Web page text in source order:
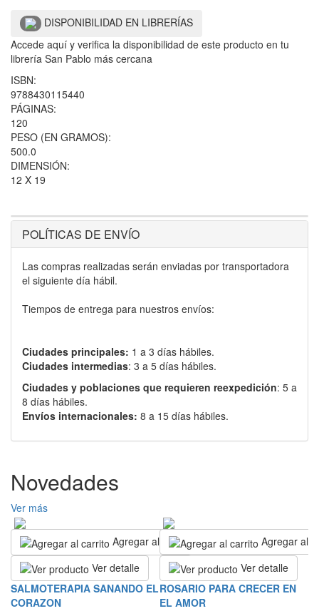
DISPONIBILIDAD EN LIBRERÍAS
Accede aquí y verifica la disponibilidad de este producto en tu
librería San Pablo más cercana
ISBN:
9788430115440
PÁGINAS:
120
PESO (EN GRAMOS):
500.0
DIMENSIÓN:
12 X 19
POLÍTICAS DE ENVÍO
Las compras realizadas serán enviadas por transportadora
el siguiente día hábil.
Tiempos de entrega para nuestros envíos:
Ciudades principales: 1 a 3 días hábiles.
Ciudades intermedias: 3 a 5 días hábiles.
Ciudades y poblaciones que requieren reexpedición: 5 a
8 días hábiles.
Envíos internacionales: 8 a 15 días hábiles.
Novedades
Ver más
Agregar al carrito
Ver detalle
SALMOTERAPIA SANANDO EL
CORAZON
Agregar al
Ver detalle
ROSARIO PARA CRECER EN
EL AMOR